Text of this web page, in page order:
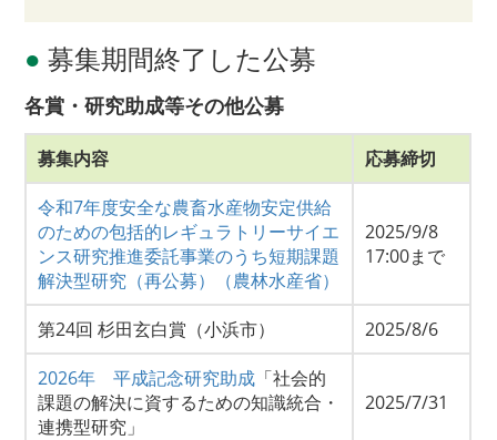
● 募集期間終了した公募
各賞・研究助成等その他公募
募集内容
応募締切
令和7年度安全な農畜水産物安定供給
のための包括的レギュラトリーサイエ
ンス研究推進委託事業のうち短期課題
解決型研究（再公募）（農林水産省）
2025/9/8
17:00まで
第24回 杉田玄白賞（小浜市）
2025/8/6
2026年 平成記念研究助成 「社会的
課題の解決に資するための知識統合・
連携型研究」
2025/7/31